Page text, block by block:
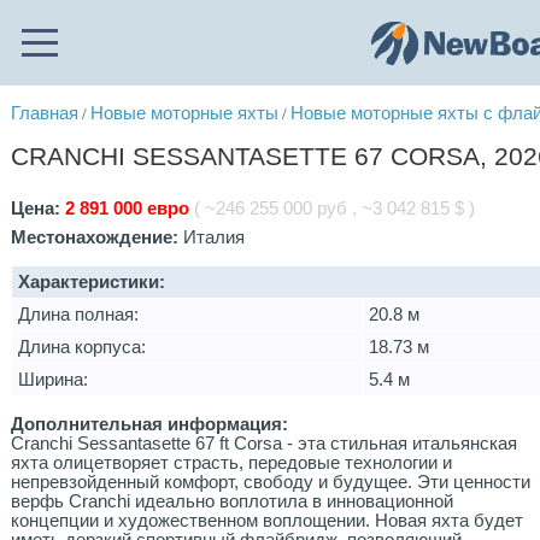
Главная / Новые моторные яхты / Новые моторные яхты с
CRANCHI SESSANTASETTE 67 CORSA,
Цена:2 891 000 евро ( ~246 255 000 руб , ~3 042 815 $ )
Местонахождение: Италия
Характеристики:
Длина полная:
20.8 м
Длина корпуса:
18.73 м
Ширина:
5.4 м
Дополнительная информация:
Cranchi Sessantasette 67 ft Corsa - эта стильная итальянская
яхта олицетворяет страсть, передовые технологии и
непревзойденный комфорт, свободу и будущее. Эти ценности
верфь Cranchi идеально воплотила в инновационной
концепции и художественном воплощении. Новая яхта будет